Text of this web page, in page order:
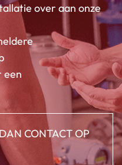
over aan onze
een
CONTACT OP